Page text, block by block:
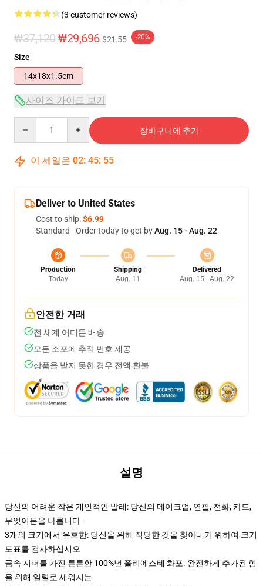
(3 customer reviews)
₩37,120₩29,696 $21.55 -20%
Size
14x18x1.5cm
사이즈 가이드 보기
장바구니에 추가
이 세일은 02: 45: 54
Deliver to United States
Cost to ship:$6.99
Standard - Order today to get byAug. 15 - Aug. 22
Production
Today
Shipping
Aug. 11
Delivered
Aug. 15 - Aug. 22
안전한 거래
전 세계 어디든 배송
모든 소포에 추적 번호 제공
상품을 받지 못한 경우 전액 환불
설명
당신의 어려운 작은 개인적인 발레: 당신의 메이크업, 연필, 전화, 카드,
무엇이든을 나릅니다
3개의 크기에서 유효한: 당신을 위해 적당한 것을 찾아내기 위하여 크기
도표를 검사하십시오
금속 지퍼를 가진 튼튼한 100%년 폴리에스테 화포. 완전하게 추가된 힘
을 위해 일렬로 세워지는